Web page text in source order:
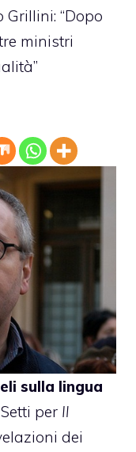
Grillini: “Dopo
ministri
sulla lingua
per Il
dei